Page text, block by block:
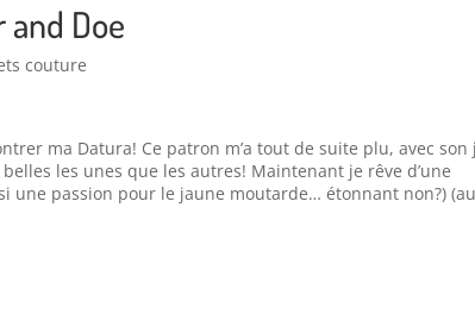
and Doe
couture
ma Datura! Ce patron m’a tout de suite plu, avec son
les unes que les autres! Maintenant je rêve d’une
une passion pour le jaune moutarde… étonnant non?)